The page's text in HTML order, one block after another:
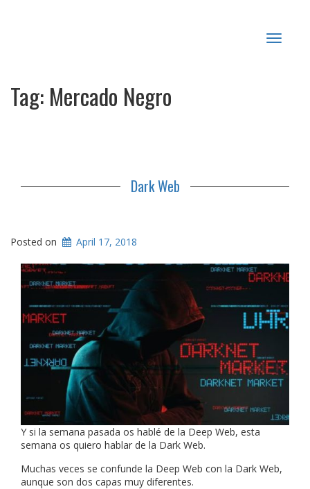
Toggle
Tag: Mercado Negro
Dark Web
Posted on April 17, 2018
Y si la semana pasada os hablé de la Deep Web, esta
semana os quiero hablar de la Dark Web.
Muchas veces se confunde la Deep Web con la Dark Web,
aunque son dos capas muy diferentes.